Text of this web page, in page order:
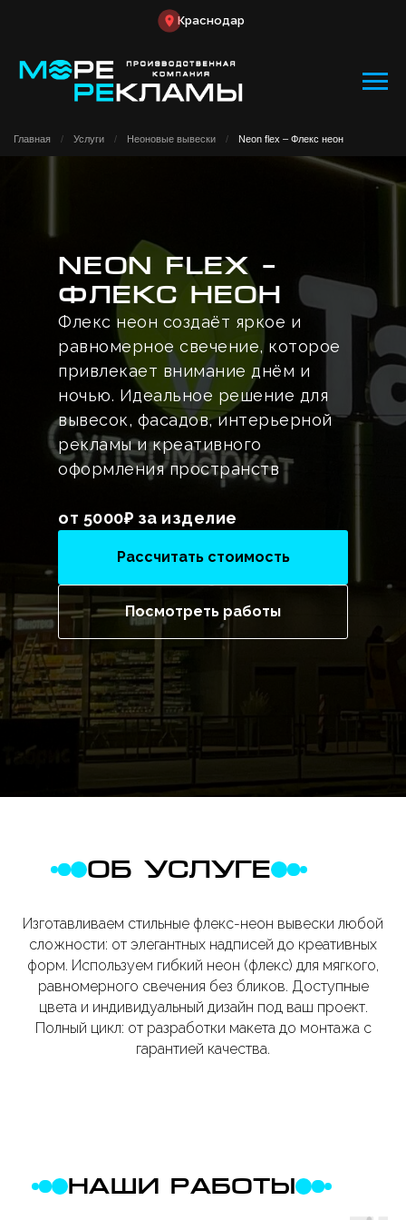
Краснодар
Главная / Услуги / Неоновые вывески / Neon flex – Флекс неон
Neon flex –
Флекс неон
Флекс неон создаёт яркое и
равномерное свечение, которое
привлекает внимание днём и
ночью. Идеальное решение для
вывесок, фасадов, интерьерной
рекламы и креативного
оформления пространств
от 5000₽ за изделие
Рассчитать стоимость
Посмотреть работы
ОБ УСЛУГЕ
Изготавливаем стильные флекс-неон вывески любой
сложности: от элегантных надписей до креативных
форм. Используем гибкий неон (флекс) для мягкого,
равномерного свечения без бликов. Доступные
цвета и индивидуальный дизайн под ваш проект.
Полный цикл: от разработки макета до монтажа с
гарантией качества.
НАШИ РАБОТЫ